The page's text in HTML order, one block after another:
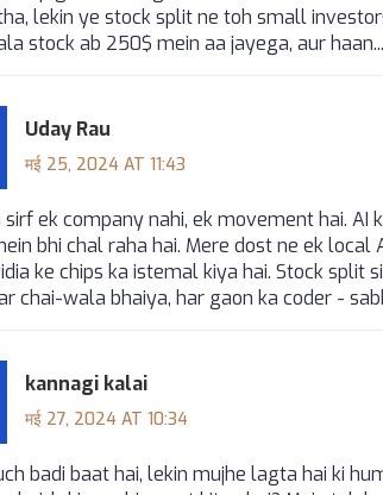
lekin ye stock split ne toh small
stock ab 250$ mein aa jayega, aur
Uday Rau
मई 25, 2024 AT 11:43
sirf ek company nahi, ek movement hai.
bhi chal raha hai. Mere dost ne ek
ke chips ka istemal kiya hai. Stock split
chai-wala bhaiya, har gaon ka coder -
kannagi kalai
मई 27, 2024 AT 10:34
badi baat hai, lekin mujhe lagta hai ki